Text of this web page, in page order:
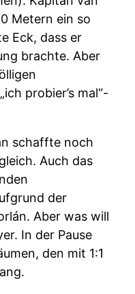
Metern ein so
Eck, dass er
brachte. Aber
probier’s mal“-
schaffte noch
Auch das
der
Aber was will
In der Pause
den mit 1:1